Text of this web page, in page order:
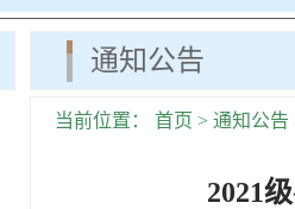
通知公告
当前位置： 首页 > 通知公告
2021